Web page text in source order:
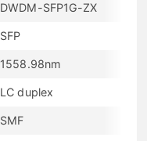
DWDM-SFP1G-ZX
SFP
1558.98nm
LC duplex
SMF